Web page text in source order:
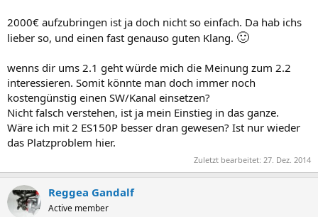
2000€ aufzubringen ist ja doch nicht so einfach. Da hab ichs
lieber so, und einen fast genauso guten Klang. 🙂
wenns dir ums 2.1 geht würde mich die Meinung zum 2.2
interessieren. Somit könnte man doch immer noch
kostengünstig einen SW/Kanal einsetzen?
Nicht falsch verstehen, ist ja mein Einstieg in das ganze.
Wäre ich mit 2 ES150P besser dran gewesen? Ist nur wieder
das Platzproblem hier.
Zuletzt bearbeitet: 27. Dez. 2014
Reggea Gandalf
Active member